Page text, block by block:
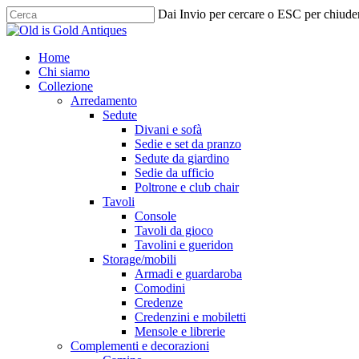
Skip
to
content
Dai Invio per cercare o ESC per
Chiudi
cerca
Menu
Home
Chi siamo
Collezione
Arredamento
Sedute
Divani e sofà
Sedie e set da pranzo
Sedute da giardino
Sedie da ufficio
Poltrone e club chair
Tavoli
Console
Tavoli da gioco
Tavolini e gueridon
Storage/mobili
Armadi e guardaroba
Comodini
Credenze
Credenzini e mobiletti
Mensole e librerie
Complementi e decorazioni